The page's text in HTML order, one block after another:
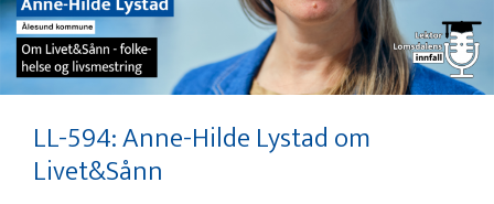
LL-594: Anne-Hilde Lystad om
Livet&Sånn